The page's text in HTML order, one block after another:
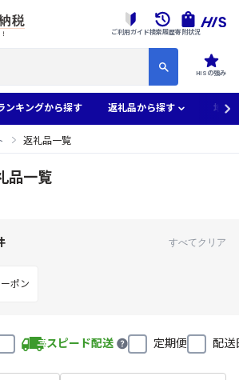
HISの強み
ご利用ガイド検索履歴寄附状況
ンキングから探す 返礼品から探す 地域
返礼品一覧
品一覧
すべてクリア
ポン
スピード配送 定期便 配送